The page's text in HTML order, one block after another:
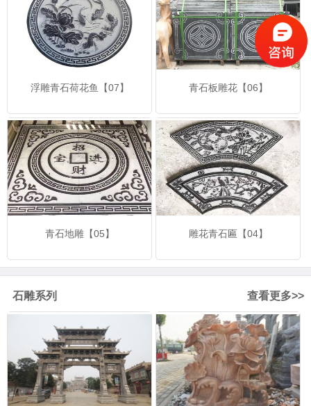
浮雕青石荷花鱼【07】 青石板雕花【06】
青石地雕【05】 雕花青石匾【04】
石雕系列 查看更多>>